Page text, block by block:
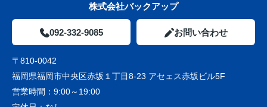
株式会社バックアップ
092-332-9085 お問い合わせ
〒810-0042
福岡県福岡市中央区赤坂１丁目8-23 アセェス赤坂ビル5F
営業時間： 9:00～19:00